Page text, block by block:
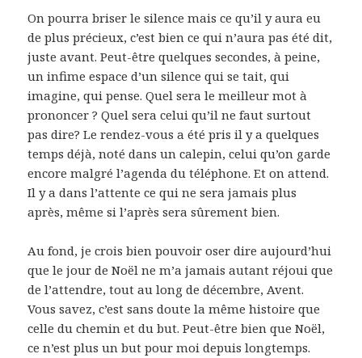
On pourra briser le silence mais ce qu’il y aura eu
de plus précieux, c’est bien ce qui n’aura pas été dit,
juste avant. Peut-être quelques secondes, à peine,
un infime espace d’un silence qui se tait, qui
imagine, qui pense. Quel sera le meilleur mot à
prononcer ? Quel sera celui qu’il ne faut surtout
pas dire? Le rendez-vous a été pris il y a quelques
temps déjà, noté dans un calepin, celui qu’on garde
encore malgré l’agenda du téléphone. Et on attend.
Il y a dans l’attente ce qui ne sera jamais plus
après, même si l’après sera sûrement bien.
Au fond, je crois bien pouvoir oser dire aujourd’hui
que le jour de Noël ne m’a jamais autant réjoui que
de l’attendre, tout au long de décembre, Avent.
Vous savez, c’est sans doute la même histoire que
celle du chemin et du but. Peut-être bien que Noël,
ce n’est plus un but pour moi depuis longtemps.